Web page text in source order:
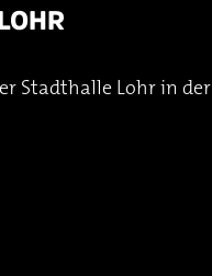
Stadthalle Lohr in der